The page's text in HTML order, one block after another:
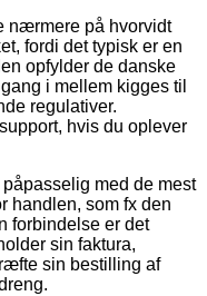
nærmere på hvorvidt
fordi det typisk er en
opfylder de danske
i mellem kigges til
regulativer.
hvis du oplever
med de mest
handlen, som fx den
forbindelse er det
sin faktura,
sin bestilling af